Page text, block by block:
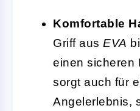
Komfortable
Griff aus EVA
einen sicheren
sorgt auch für
Angelerlebnis,